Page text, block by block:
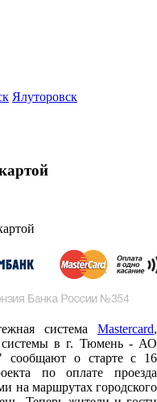
Ялуторовск
система Mastercard,
системы в г. Тюмень - АО
сообщают о старте c 16
по оплате проезда
на маршрутах городского